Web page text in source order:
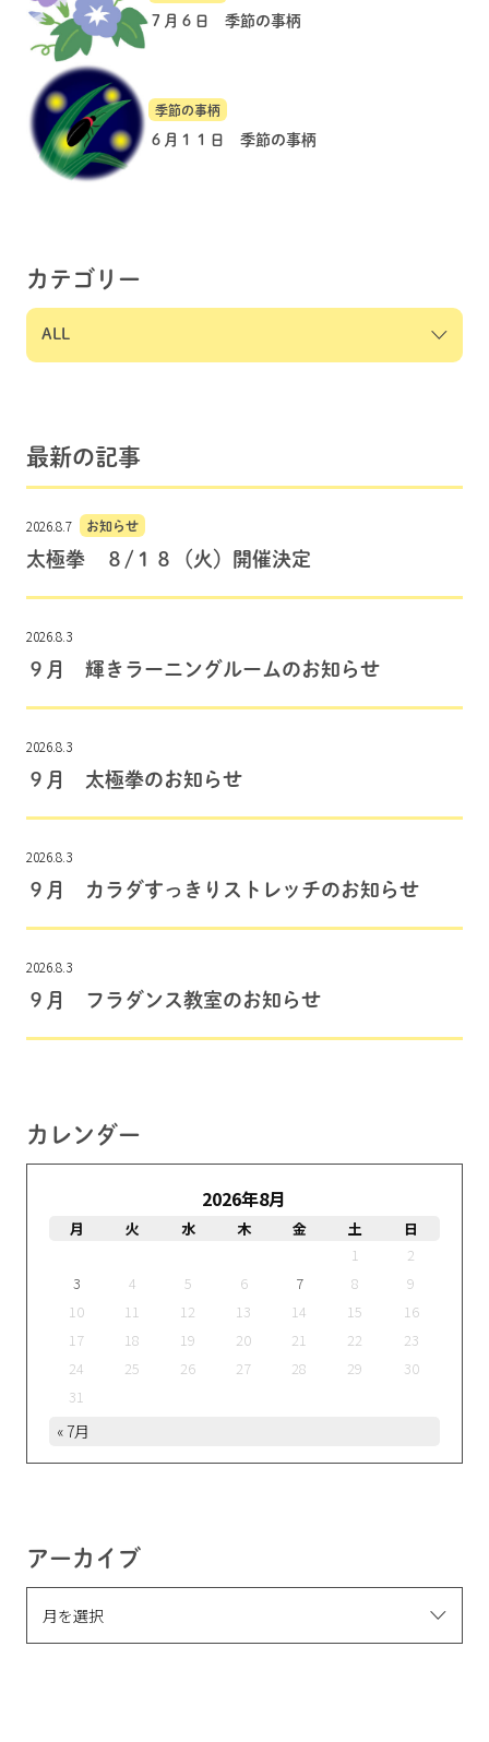
７月６日 季節の事柄
季節の事柄
６月１１日 季節の事柄
カテゴリー
最新の記事
2026.8.7 お知らせ
太極拳 ８/１８（火）開催決定
2026.8.3
９月 輝きラーニングルームのお知らせ
2026.8.3
９月 太極拳のお知らせ
2026.8.3
９月 カラダすっきりストレッチのお知らせ
2026.8.3
９月 フラダンス教室のお知らせ
カレンダー
2026年8月
月 火 水 木 金 土
日
1
2
3
4 5 6 7 8
9
10
11 12 13 14 15
16
17
18 19 20 21 22
23
24
25 26 27 28 29
30
31
« 7月
アーカイブ